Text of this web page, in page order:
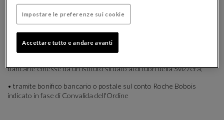
I Prodotti sono interamente pagabili dal Cliente durante la
Convalida dell'Ordine.
Il pagamento può essere effettuato:
bancarie emesse da un istituto situato al di fuori della Svizzera;
• tramite bonifico bancario o postale sul conto Roche Bobois
indicato in fase di Convalida dell'Ordine
Impostare le preferenze sui cookie
Accettare tutto e andare avanti